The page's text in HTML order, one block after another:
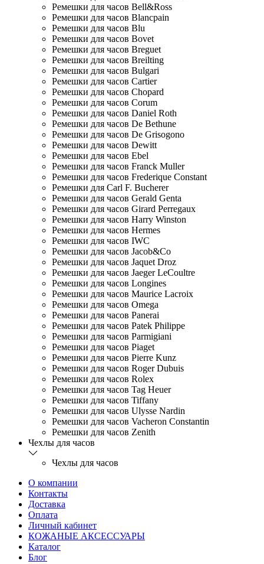
Ремешки для часов Bell&Ross
Ремешки для часов Blancpain
Ремешки для часов Blu
Ремешки для часов Bovet
Ремешки для часов Breguet
Ремешки для часов Breilting
Ремешки для часов Bulgari
Ремешки для часов Cartier
Ремешки для часов Chopard
Ремешки для часов Corum
Ремешки для часов Daniel Roth
Ремешки для часов De Bethune
Ремешки для часов De Grisogono
Ремешки для часов Dewitt
Ремешки для часов Ebel
Ремешки для часов Franck Muller
Ремешки для часов Frederique Constant
Ремешки для Carl F. Bucherer
Ремешки для часов Gerald Genta
Ремешки для часов Girard Perregaux
Ремешки для часов Harry Winston
Ремешки для часов Hermes
Ремешки для часов IWC
Ремешки для часов Jacob&Co
Ремешки для часов Jaquet Droz
Ремешки для часов Jaeger LeCoultre
Ремешки для часов Longines
Ремешки для часов Maurice Lacroix
Ремешки для часов Omega
Ремешки для часов Panerai
Ремешки для часов Patek Philippe
Ремешки для часов Parmigiani
Ремешки для часов Piaget
Ремешки для часов Pierre Kunz
Ремешки для часов Roger Dubuis
Ремешки для часов Rolex
Ремешки для часов Tag Heuer
Ремешки для часов Tiffany
Ремешки для часов Ulysse Nardin
Ремешки для часов Vacheron Constantin
Ремешки для часов Zenith
Чехлы для часов
Чехлы для часов
О компании
Контакты
Доставка
Оплата
Личный кабинет
КОЖАНЫЕ АКСЕССУАРЫ
Каталог
Блог